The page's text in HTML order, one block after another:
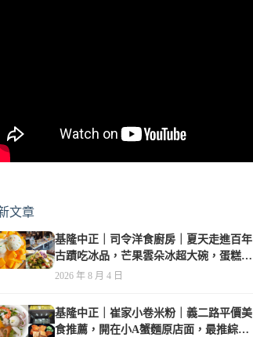
文章
基隆中正｜司令洋食廚房｜夏天走進百年
古蹟吃冰品，芒果雲朵冰超大碗，蛋糕、
甜點及炸物都在水準之上
2026 年 8 月 4 日
基隆中正｜崔家小卷米粉｜義二路平價美
食推薦，開在小A蟹麵原店面，最推綜合